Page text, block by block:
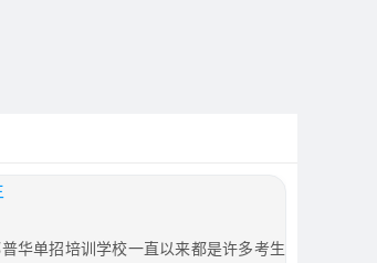
华单招培训学校一直以来都是许多考生